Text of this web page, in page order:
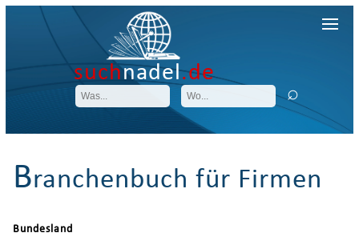
suchnadel.de
Branchenbuch für Firmen
Bundesland